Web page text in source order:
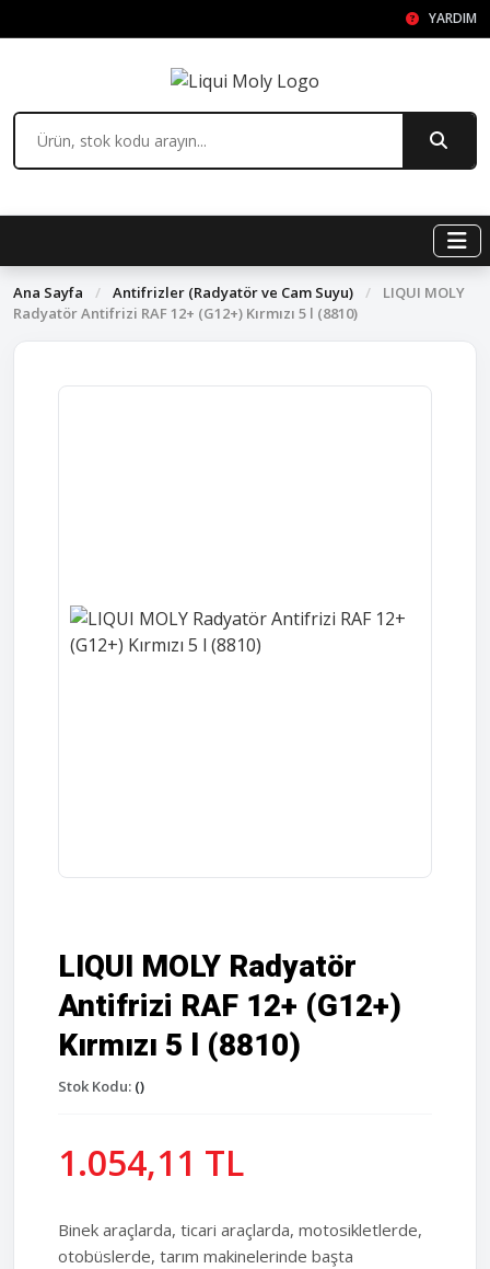
YARDIM
Ana Sayfa / Antifrizler (Radyatör ve Cam Suyu) /
LIQUI MOLY
Radyatör Antifrizi RAF 12+ (G12+) Kırmızı 5 l (8810)
LIQUI MOLY Radyatör
Antifrizi RAF 12+ (G12+)
Kırmızı 5 l (8810)
Stok Kodu: ()
1.054,11 TL
Binek araçlarda, ticari araçlarda, motosikletlerde,
otobüslerde, tarım makinelerinde başta